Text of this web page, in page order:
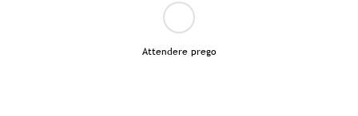
Attendere prego